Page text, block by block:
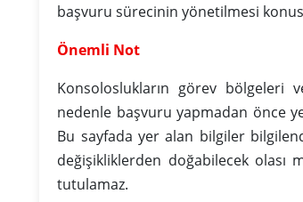
başvuru sürecinin yönetilmesi
Önemli Not
Konsoloslukların görev bölgeleri
nedenle başvuru yapmadan önce
Bu sayfada yer alan bilgiler
değişikliklerden doğabilecek olası
tutulamaz.